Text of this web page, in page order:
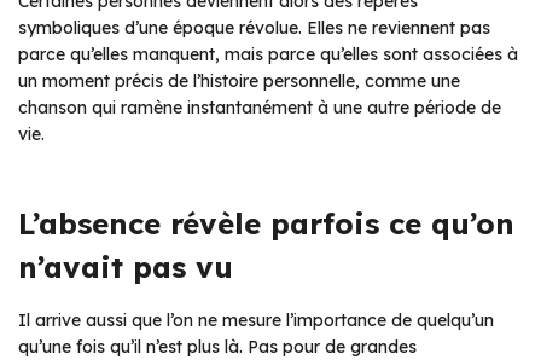
symboliques d’une époque révolue. Elles ne reviennent pas
parce qu’elles manquent, mais parce qu’elles sont associées à
un moment précis de l’histoire personnelle, comme une
chanson qui ramène instantanément à une autre période de
vie.
L’absence révèle parfois ce qu’on
n’avait pas vu
Il arrive aussi que l’on ne mesure l’importance de quelqu’un
qu’une fois qu’il n’est plus là. Pas pour de grandes